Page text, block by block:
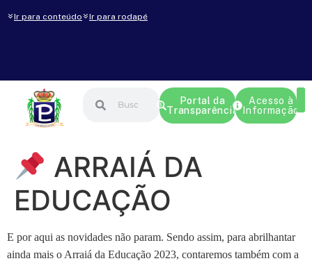
Ir para conteúdo Ir para rodapé
Portal da
Transparência
Acesso à
Informação
ARRAIÁ DA
EDUCAÇÃO
E por aqui as novidades não param. Sendo assim, para abrilhantar
ainda mais o Arraiá da Educação 2023, contaremos também com a